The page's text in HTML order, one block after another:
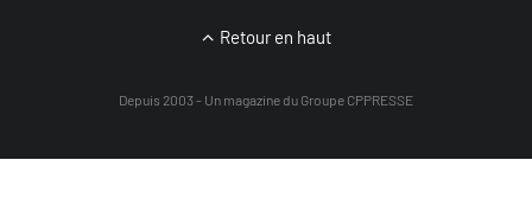
Retour en haut
Depuis 2003 - Un magazine du Groupe CPPRESSE